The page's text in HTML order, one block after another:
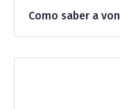
Como saber a